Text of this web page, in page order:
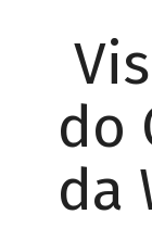
do
da